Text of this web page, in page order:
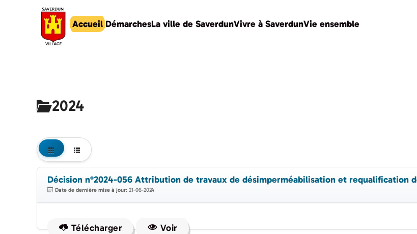
Accéder au contenu principal
Accueil DémarchesLa ville de SaverdunVivre à SaverdunVie ensemble
2024
Décision n°2024-056 Attribution de travaux de désimperméabilisation et requalification
Date de dernière mise à jour: 21-06-2024
Télécharger Voir